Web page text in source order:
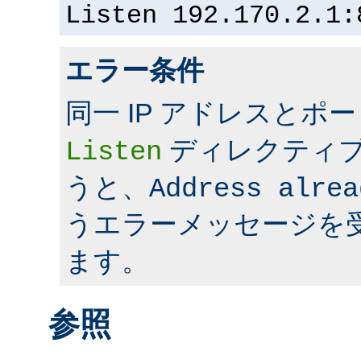
Listen
エラー条件
同一 IP アドレスとポ
Listen ディレクティ
うと、 Address
うエラーメッセージを
ます。
参照